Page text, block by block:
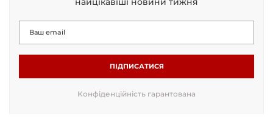
ПІДПИСАТИСЯ
Конфіденційність гарантована